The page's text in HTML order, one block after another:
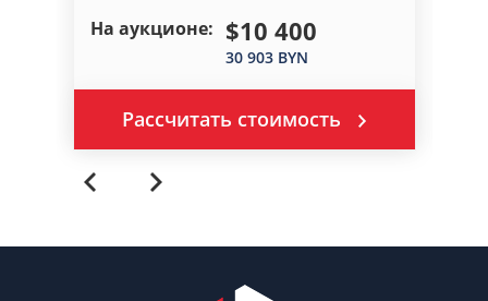
На аукционе: $10 400
30 903 BYN
Рассчитать стоимость